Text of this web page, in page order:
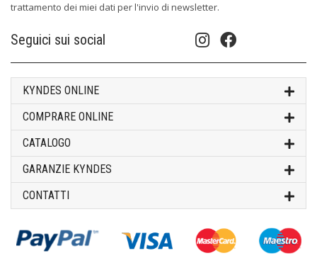
trattamento dei miei dati per l'invio di newsletter.
Seguici sui social
KYNDES ONLINE
COMPRARE ONLINE
CATALOGO
GARANZIE KYNDES
CONTATTI